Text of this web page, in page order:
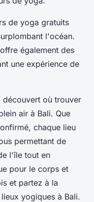
de yoga gratuits
l'océan.
offre également des
une expérience de
découvert où trouver
air à Bali. Que
chaque lieu
permettant de
l'île tout en
pour le corps et
et partez à la
yogiques à Bali.